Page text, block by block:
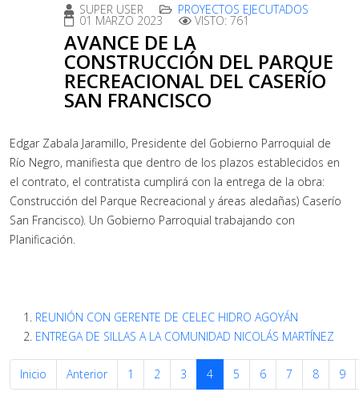
SUPER USER PROYECTOS EJECUTADOS
01 MARZO 2023 VISTO: 761
AVANCE DE LA
CONSTRUCCIÓN DEL PARQUE
RECREACIONAL DEL CASERÍO
SAN FRANCISCO
Edgar Zabala Jaramillo, Presidente del Gobierno Parroquial de
Río Negro, manifiesta que dentro de los plazos establecidos en
el contrato, el contratista cumplirá con la entrega de la obra:
Construcción del Parque Recreacional y áreas aledañas) Caserío
San Francisco). Un Gobierno Parroquial trabajando con
Planificación.
REUNIÓN CON GERENTE DE CELEC HIDRO AGOYÁN
ENTREGA DE SILLAS A LA COMUNIDAD NICOLÁS MARTÍNEZ
Inicio Anterior 1 2 3 4 5 6 7 8 9